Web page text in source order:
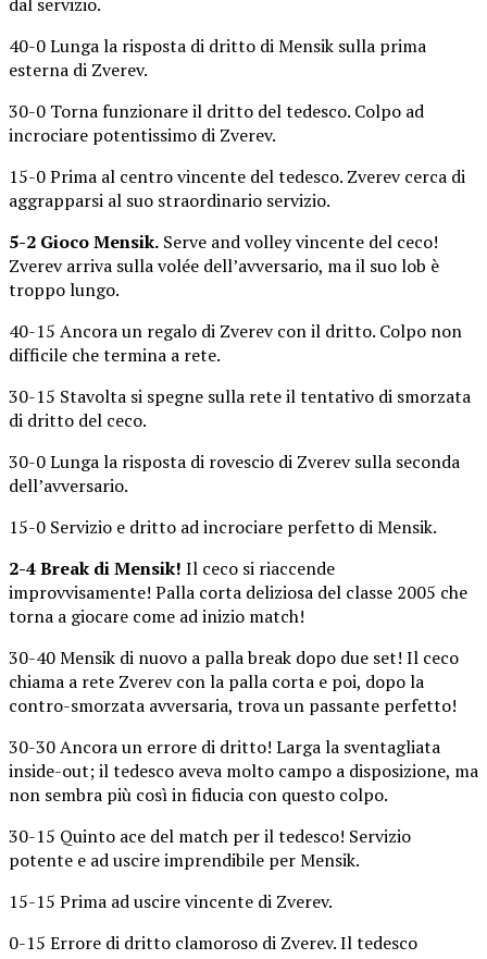
40-0 Lunga la risposta di dritto di Mensik sulla prima
esterna di Zverev.
30-0 Torna funzionare il dritto del tedesco. Colpo ad
incrociare potentissimo di Zverev.
15-0 Prima al centro vincente del tedesco. Zverev cerca di
aggrapparsi al suo straordinario servizio.
5-2 Gioco Mensik. Serve and volley vincente del ceco!
Zverev arriva sulla volée dell’avversario, ma il suo lob è
troppo lungo.
40-15 Ancora un regalo di Zverev con il dritto. Colpo non
difficile che termina a rete.
30-15 Stavolta si spegne sulla rete il tentativo di smorzata
di dritto del ceco.
30-0 Lunga la risposta di rovescio di Zverev sulla seconda
dell’avversario.
15-0 Servizio e dritto ad incrociare perfetto di Mensik.
2-4 Break di Mensik! Il ceco si riaccende
improvvisamente! Palla corta deliziosa del classe 2005 che
torna a giocare come ad inizio match!
30-40 Mensik di nuovo a palla break dopo due set! Il ceco
chiama a rete Zverev con la palla corta e poi, dopo la
contro-smorzata avversaria, trova un passante perfetto!
30-30 Ancora un errore di dritto! Larga la sventagliata
inside-out; il tedesco aveva molto campo a disposizione, ma
non sembra più così in fiducia con questo colpo.
30-15 Quinto ace del match per il tedesco! Servizio
potente e ad uscire imprendibile per Mensik.
15-15 Prima ad uscire vincente di Zverev.
0-15 Errore di dritto clamoroso di Zverev. Il tedesco